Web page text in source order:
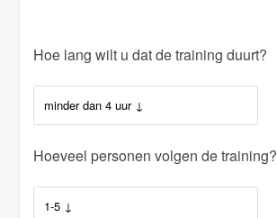
Hoe lang wilt u dat de training duurt?
Hoeveel personen volgen de training?